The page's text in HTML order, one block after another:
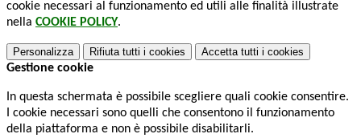
cookie necessari al funzionamento ed utili alle finalità illustrate
nella COOKIE POLICY.
Personalizza Rifiuta tutti i cookies Accetta tutti i cookies
Gestione cookie
In questa schermata è possibile scegliere quali cookie consentire.
I cookie necessari sono quelli che consentono il funzionamento
della piattaforma e non è possibile disabilitarli.